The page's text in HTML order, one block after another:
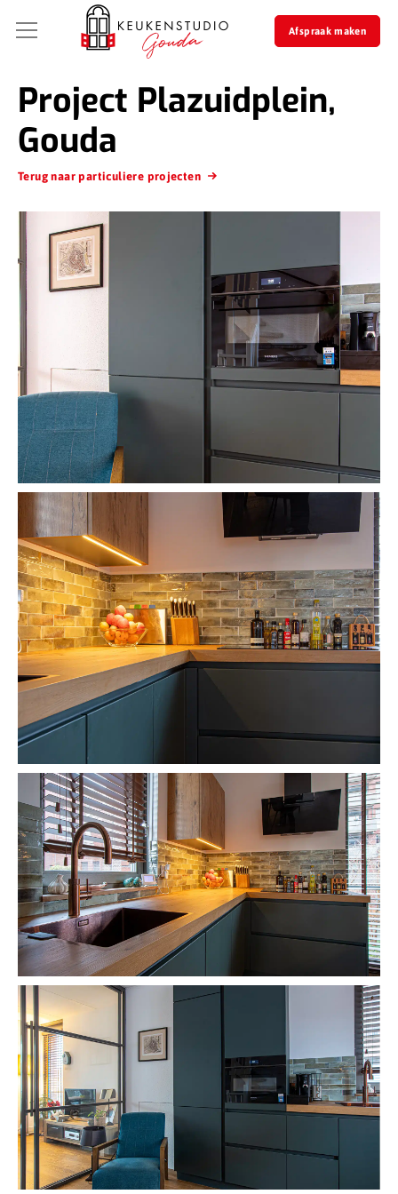
Afspraak maken
Project Plazuidplein,
Gouda
Terug naar particuliere projecten